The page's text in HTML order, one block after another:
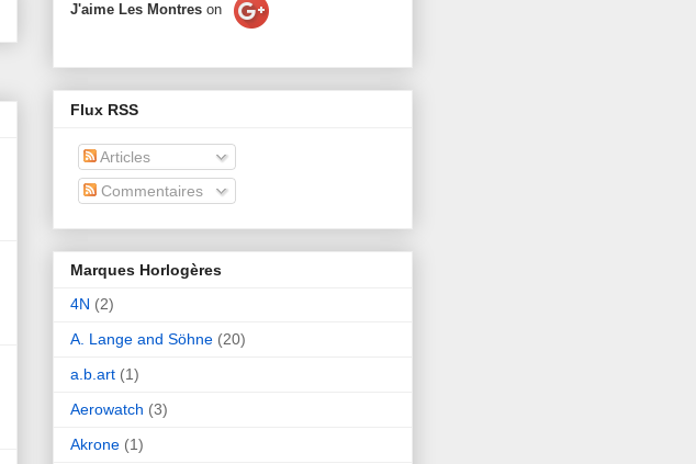
J'aime Les Montres on
Flux RSS
Articles
Commentaires
Marques Horlogères
4N (2)
A. Lange and Söhne (20)
a.b.art (1)
Aerowatch (3)
Akrone (1)